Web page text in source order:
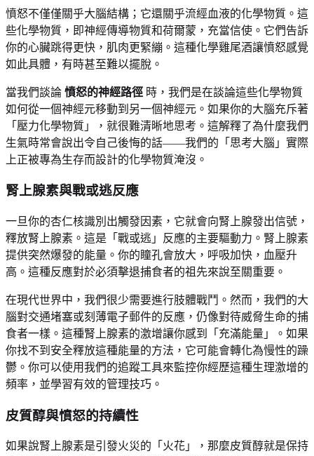
憤怒不僅僅關乎大腦結構；它還關乎流經血液的化學物質。這
些化學物質，即神經傳導物質和荷爾蒙，充當信使。它們告訴
你的心臟跳得更快，肌肉更緊繃。這種化學雞尾酒讓憤怒感覺
如此具體，有時甚至難以擺脫。
當我們談論 憤怒的神經路徑 時，我們是在談論這些化學物質
如何從一個神經元移動到另一個神經元。如果你的大腦充斥著
「壓力化學物質」，就很難清晰地思考。這解釋了為什麼我們
生氣時常會說出令自己後悔的話——我們的「思考大腦」實際
上正被專為生存而設計的化學物質淹沒。
腎上腺素與戰或逃反應
一旦你的杏仁核識別出觸發因素，它就會向腎上腺發出信號，
釋放腎上腺素。這是「戰或逃」反應的主要驅動力。腎上腺素
提供突然爆發的能量。你的瞳孔會放大，呼吸加快，血壓升
高。這種反應對於必須擊退捕食者的祖先來說至關重要。
在現代世界中，我們很少需要進行肢體戰鬥。然而，我們的大
腦對交通堵塞或刻薄電子郵件的反應，仍像對待威脅生命的捕
食者一樣。這種腎上腺素的激增讓你感到「充滿能量」。如果
你找不到安全釋放這種能量的方法，它可能會轉化為慢性的躁
鬱。你可以使用我們的追蹤工具來監控你經歷這種生理激增的
頻率，並學習有效的管理技巧。
皮質醇與憤怒的持續性
如果說腎上腺素是引發火災的「火花」，那麼皮質醇就是保持